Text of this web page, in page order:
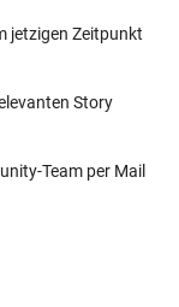
jetzigen Zeitpunkt
Story
Team per Mail